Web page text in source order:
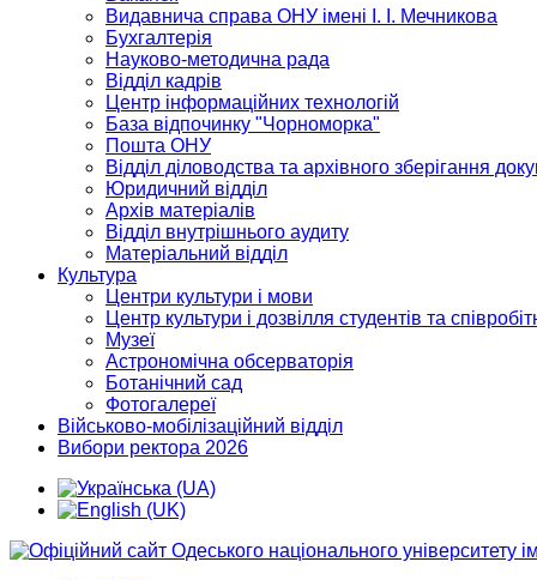
Видавнича справа ОНУ імені І. І. Мечникова
Бухгалтерія
Науково-методична рада
Відділ кадрів
Центр інформаційних технологій
База відпочинку "Чорноморка"
Пошта ОНУ
Відділ діловодства та архівного зберігання
Юридичний відділ
Архів матеріалів
Відділ внутрішнього аудиту
Матеріальний відділ
Культура
Центри культури і мови
Центр культури і дозвілля студентів та
Музеї
Астрономічна обсерваторія
Ботанічний сад
Фотогалереї
Військово-мобілізаційний відділ
Вибори ректора 2026